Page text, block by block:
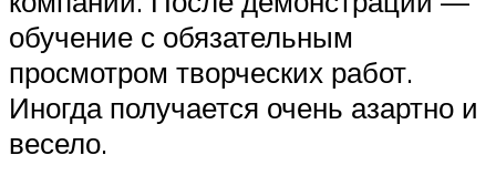
обучение с обязательным
просмотром творческих работ.
Иногда получается очень азартно и
весело.